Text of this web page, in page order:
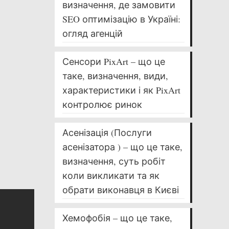
визначення, де замовити
SEO оптимізацію в Україні:
огляд агенцій
Сенсори PixArt – що це
таке, визначення, види,
характеристики і як PixArt
контролює ринок
Асенізація (Послуги
асенізатора ) – що це таке,
визначення, суть робіт
коли викликати та як
обрати виконавця в Києві
Хемофобія – що це таке,